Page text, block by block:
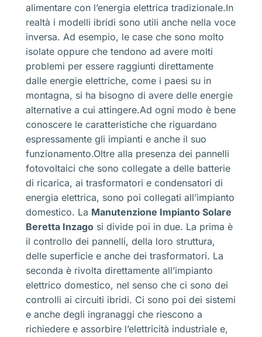
alimentare con l’energia elettrica tradizionale.In
realtà i modelli ibridi sono utili anche nella voce
inversa. Ad esempio, le case che sono molto
isolate oppure che tendono ad avere molti
problemi per essere raggiunti direttamente
dalle energie elettriche, come i paesi su in
montagna, si ha bisogno di avere delle energie
alternative a cui attingere.Ad ogni modo è bene
conoscere le caratteristiche che riguardano
espressamente gli impianti e anche il suo
funzionamento.Oltre alla presenza dei pannelli
fotovoltaici che sono collegate a delle batterie
di ricarica, ai trasformatori e condensatori di
energia elettrica, sono poi collegati all’impianto
domestico. La Manutenzione Impianto Solare
Beretta Inzago si divide poi in due. La prima è
il controllo dei pannelli, della loro struttura,
delle superficie e anche dei trasformatori. La
seconda è rivolta direttamente all’impianto
elettrico domestico, nel senso che ci sono dei
controlli ai circuiti ibridi. Ci sono poi dei sistemi
e anche degli ingranaggi che riescono a
richiedere e assorbire l’elettricità industriale e,